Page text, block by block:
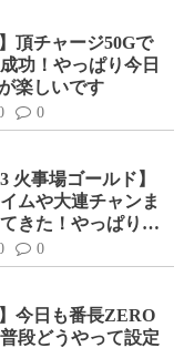
頂チャージ50Gで
功！やっぱり今日
楽しいです
0
火事場ゴールド】
ムや大連チャンま
きた！やっぱり必
白い！
0
今日も番長ZERO
段どうやって設定